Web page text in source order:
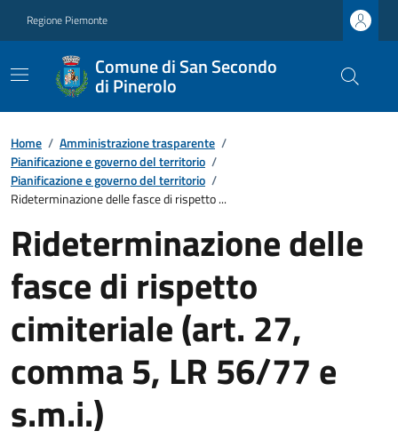
Regione Piemonte
Comune di San Secondo
di Pinerolo
Home / Amministrazione trasparente /
Pianificazione e governo del territorio /
Pianificazione e governo del territorio /
Rideterminazione delle fasce di rispetto ...
Rideterminazione delle
fasce di rispetto
cimiteriale (art. 27,
comma 5, LR 56/77 e
s.m.i.)